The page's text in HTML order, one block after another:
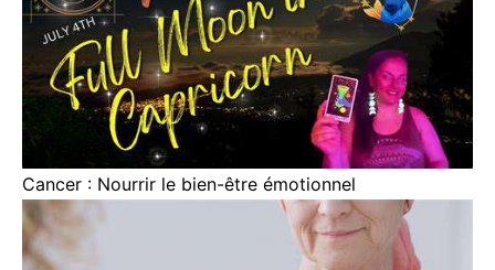
Cancer : Nourrir le bien-être émotionnel